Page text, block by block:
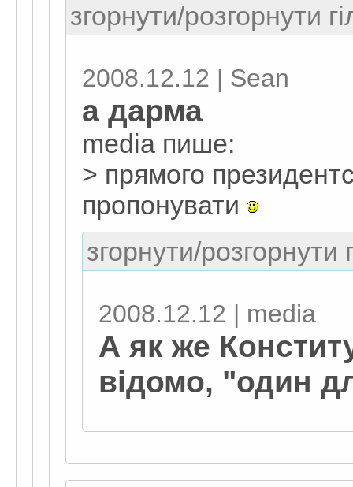
згорнути/розгорнути
2008.12.12 | Sean
а дарма
media пише:
> прямого
пропонувати
згорнути/розгорнути
2008.12.12 | media
А як же
відомо, "один